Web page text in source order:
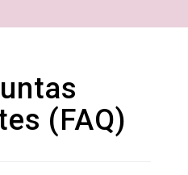
(FAQ)